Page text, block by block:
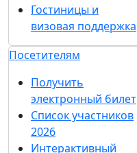
Гостиницы и
визовая поддержка
Посетителям
Получить
электронный билет
Список участников
2026
Интерактивный